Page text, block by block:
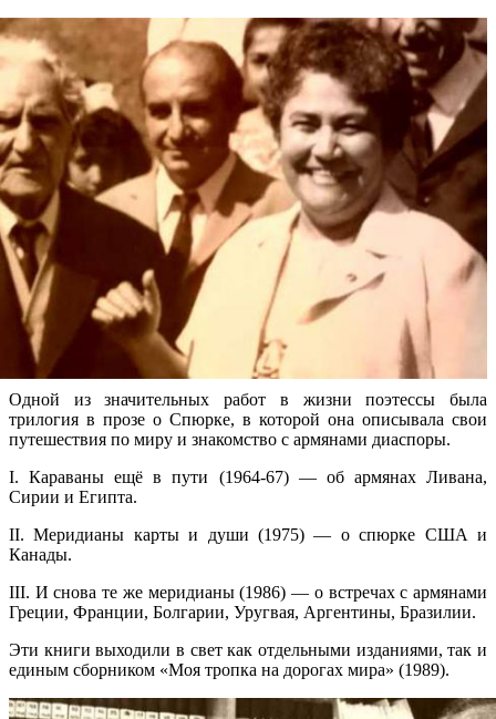
Одной из значительных работ в жизни поэтессы была
трилогия в прозе о Спюрке, в которой она описывала свои
путешествия по миру и знакомство с армянами диаспоры.
I. Караваны ещё в пути (1964-67) — об армянах Ливана,
Сирии и Египта.
II. Меридианы карты и души (1975) — о спюрке США и
Канады.
III. И снова те же меридианы (1986) — о встречах с армянами
Греции, Франции, Болгарии, Уругвая, Аргентины, Бразилии.
Эти книги выходили в свет как отдельными изданиями, так и
единым сборником «Моя тропка на дорогах мира» (1989).